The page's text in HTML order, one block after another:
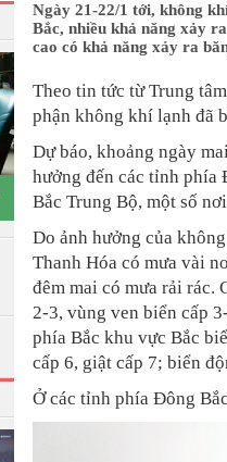
Ngày 21-22/1 tới, không
Bắc, nhiều khả năng xảy
cao có khả năng xảy ra
Theo tin tức từ Trung
phận không khí lạnh đã
Dự báo, khoảng ngày
hưởng đến các tỉnh phía
Bắc Trung Bộ, một số
Do ảnh hưởng của
Thanh Hóa có mưa vài
đêm mai có mưa rải rác.
2-3, vùng ven biển cấp
phía Bắc khu vực Bắc
cấp 6, giật cấp 7; biển
Ở các tỉnh phía Đông